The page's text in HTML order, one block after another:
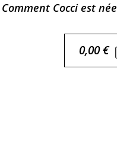
Comment Cocci est née
0,00€